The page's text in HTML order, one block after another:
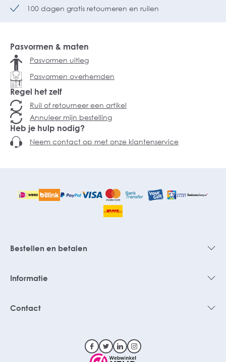
100 dagen gratis retourneren en ruilen
Pasvormen & maten
Pasvormen uitleg
Pasvormen overhemden
Regel het zelf
Ruil of retourneer een artikel
Annuleer mijn bestelling
Heb je hulp nodig?
Neem contact op met onze klantenservice
Bestellen en betalen
Informatie
Contact